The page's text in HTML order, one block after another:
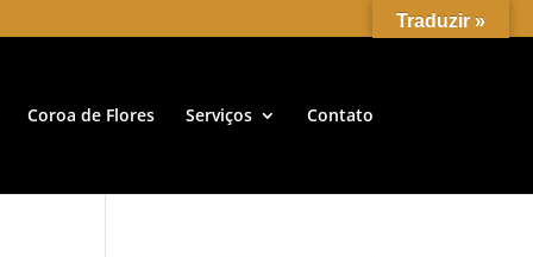
Coroa de Flores Serviços Contato
Traduzir »